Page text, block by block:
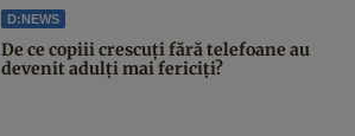
D:NEWS
De ce copiii crescuți fără telefoane au
devenit adulți mai fericiți?